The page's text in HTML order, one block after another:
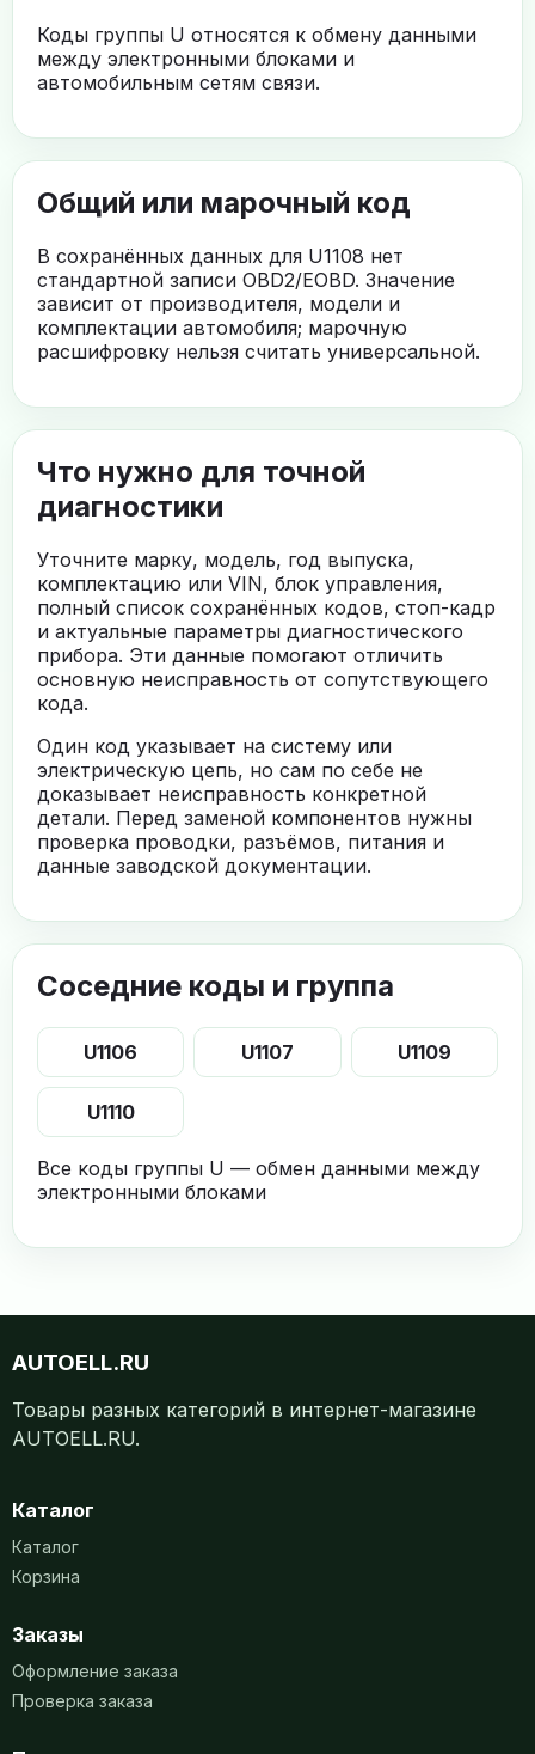
Коды группы U относятся к обмену данными
между электронными блоками и
автомобильным сетям связи.
Общий или марочный код
В сохранённых данных для U1108 нет
стандартной записи OBD2/EOBD. Значение
зависит от производителя, модели и
комплектации автомобиля; марочную
расшифровку нельзя считать универсальной.
Что нужно для точной
диагностики
Уточните марку, модель, год выпуска,
комплектацию или VIN, блок управления,
полный список сохранённых кодов, стоп-кадр
и актуальные параметры диагностического
прибора. Эти данные помогают отличить
основную неисправность от сопутствующего
кода.
Один код указывает на систему или
электрическую цепь, но сам по себе не
доказывает неисправность конкретной
детали. Перед заменой компонентов нужны
проверка проводки, разъёмов, питания и
данные заводской документации.
Соседние коды и группа
U1106 U1107 U1109
U1110
Все коды группы U — обмен данными между
электронными блоками
AUTOELL.RU
Товары разных категорий в интернет-магазине
AUTOELL.RU.
Каталог
Каталог
Корзина
Заказы
Оформление заказа
Проверка заказа